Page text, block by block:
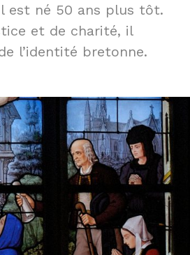
est né 50 ans plus tôt.
et de charité, il
l’identité bretonne.